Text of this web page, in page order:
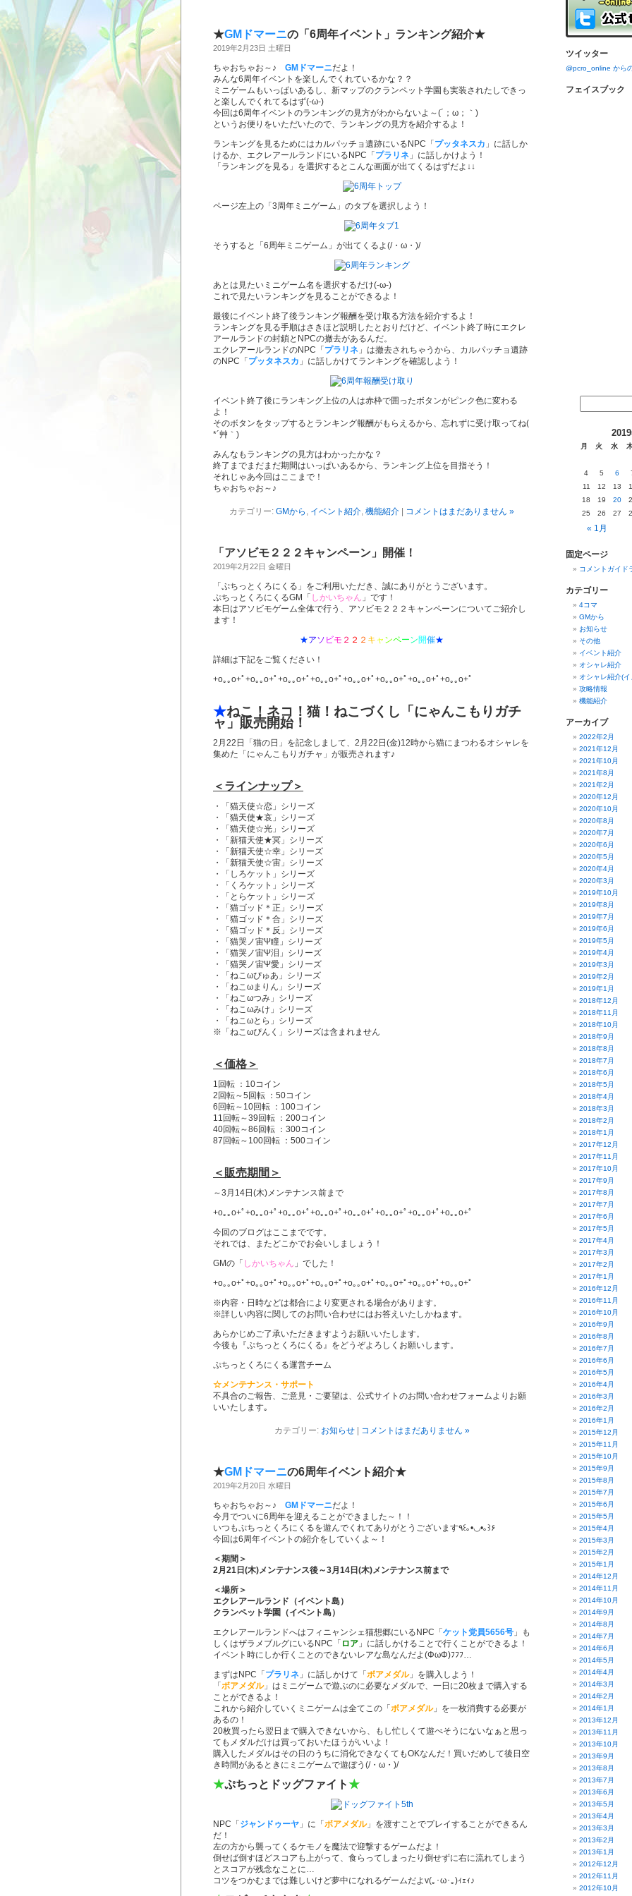
★GMドマーニの「6周年イベント」ランキング紹介★
2019年2月23日 土曜日
ちゃおちゃお～♪ GMドマーニだよ！
みんな6周年イベントを楽しんでくれているかな？？
ミニゲームもいっぱいあるし、新マップのクランペット学園も実装されたしできっ
と楽しんでくれてるはず(-ω-)
今回は6周年イベントのランキングの見方がわからないよ～(´；ω；｀)
というお便りをいただいたので、ランキングの見方を紹介するよ！
ランキングを見るためにはカルパッチョ遺跡にいるNPC「 プッタネスカ 」に話しか
けるか、エクレアールランドにいるNPC「 プラリネ 」に話しかけよう！
「ランキングを見る」を選択するとこんな画面が出てくるはずだよ↓↓
ページ左上の「3周年ミニゲーム」のタブを選択しよう！
そうすると「6周年ミニゲーム」が出てくるよ(/・ω・)/
あとは見たいミニゲーム名を選択するだけ(-ω-)
これで見たいランキングを見ることができるよ！
最後にイベント終了後ランキング報酬を受け取る方法を紹介するよ！
ランキングを見る手順はさきほど説明したとおりだけど、イベント終了時にエクレ
アールランドの封鎖とNPCの撤去があるんだ。
エクレアールランドのNPC「 プラリネ 」は撤去されちゃうから、カルパッチョ遺跡
のNPC「 プッタネスカ 」に話しかけてランキングを確認しよう！
イベント終了後にランキング上位の人は赤枠で囲ったボタンがピンク色に変わる
よ！
そのボタンをタップするとランキング報酬がもらえるから、忘れずに受け取ってね(
*´艸｀)
みんなもランキングの見方はわかったかな？
終了までまだまだ期間はいっぱいあるから、ランキング上位を目指そう！
それじゃあ今回はここまで！
ちゃおちゃお～♪
カテゴリー: GMから , イベント紹介, 機能紹介 コメントはまだありません »
「アソビモ２２２キャンペーン」開催！
2019年2月22日 金曜日
「ぷちっとくろにくる」をご利用いただき、誠にありがとうございます。
ぷちっとくろにくるGM「 しかいちゃん 」です！
本日はアソビモゲーム全体で行う、アソビモ２２２キャンペーンについてご紹介し
ます！
★アソ ビモ ２ ２ ２ キ ャ ンペーン開催★
詳細は下記をご覧ください！
+o｡｡o+ﾟ+o｡｡o+ﾟ+o｡｡o+ﾟ+o｡｡o+ﾟ+o｡｡o+ﾟ+o｡｡o+ﾟ+o｡｡o+ﾟ+o｡｡o+ﾟ
★ねこ！ネコ！猫！ねこづくし「にゃんこもりガチ
ャ」販売開始！
2月22日「猫の日」を記念しまして、2月22日(金)12時から猫にまつわるオシャレを
集めた「にゃんこもりガチャ」が販売されます♪
＜ラインナップ＞
・「猫天使☆恋」シリーズ
・「猫天使★哀」シリーズ
・「猫天使☆光」シリーズ
・「新猫天使★冥」シリーズ
・「新猫天使☆幸」シリーズ
・「新猫天使☆宙」シリーズ
・「しろケット」シリーズ
・「くろケット」シリーズ
・「とらケット」シリーズ
・「猫ゴッド＊正」シリーズ
・「猫ゴッド＊合」シリーズ
・「猫ゴッド＊反」シリーズ
・「猫哭ノ宙Ψ瞳」シリーズ
・「猫哭ノ宙Ψ泪」シリーズ
・「猫哭ノ宙Ψ愛」シリーズ
・「ねこωぴゅあ」シリーズ
・「ねこωまりん」シリーズ
・「ねこωつみ」シリーズ
・「ねこωみけ」シリーズ
・「ねこωとら」シリーズ
※「ねこωぴんく」シリーズは含まれません
＜価格＞
1回転 ：10コイン
2回転～5回転 ：50コイン
6回転～10回転 ：100コイン
11回転～39回転 ：200コイン
40回転～86回転 ：300コイン
87回転～100回転 ：500コイン
＜販売期間＞
～3月14日(木)メンテナンス前まで
+o｡｡o+ﾟ+o｡｡o+ﾟ+o｡｡o+ﾟ+o｡｡o+ﾟ+o｡｡o+ﾟ+o｡｡o+ﾟ+o｡｡o+ﾟ+o｡｡o+ﾟ
今回のブログはここまでです。
それでは、またどこかでお会いしましょう！
GMの「 しかいちゃん 」でした！
+o｡｡o+ﾟ+o｡｡o+ﾟ+o｡｡o+ﾟ+o｡｡o+ﾟ+o｡｡o+ﾟ+o｡｡o+ﾟ+o｡｡o+ﾟ+o｡｡o+ﾟ
※内容・日時などは都合により変更される場合があります。
※詳しい内容に関してのお問い合わせにはお答えいたしかねます。
あらかじめご了承いただきますようお願いいたします。
今後も『ぷちっとくろにくる』をどうぞよろしくお願いします。
ぷちっとくろにくる運営チーム
☆メンテナンス・サポート
不具合のご報告、ご意見・ご要望は、公式サイトのお問い合わせフォームよりお願
いいたします｡
カテゴリー: お知らせ| コメントはまだありません »
★GMドマーニの6周年イベント紹介★
2019年2月20日 水曜日
ちゃおちゃお～♪ GMドマーニだよ！
今月でついに6周年を迎えることができました～！！
いつもぷちっとくろにくるを遊んでくれてありがとうございます٩꒰｡•◡•｡꒱۶
今回は6周年イベントの紹介をしていくよ～！
＜期間＞
2月21日(木)メンテナンス後～3月14日(木)メンテナンス前まで
＜場所＞
エクレアールランド（イベント島）
クランペット学園（イベント島）
エクレアールランドへはフィニャンシェ猫想郷にいるNPC「 ケット党員5656号 」も
しくはザラメブルグにいるNPC「 ロア 」に話しかけることで行くことができるよ！
イベント時にしか行くことのできないレアな島なんだよ(ΦωΦ)ﾌﾌﾌ…
まずはNPC「 プラリネ 」に話しかけて「 ボアメダル」を購入しよう！
「 ボアメダル」はミニゲームで遊ぶのに必要なメダルで、一日に20枚まで購入する
ことができるよ！
これから紹介していくミニゲームは全てこの「 ボアメダル」を一枚消費する必要が
あるの！
20枚買ったら翌日まで購入できないから、もし忙しくて遊べそうにないなぁと思っ
てもメダルだけは買っておいたほうがいいよ！
購入したメダルはその日のうちに消化できなくてもOKなんだ！買いだめして後日空
き時間があるときにミニゲームで遊ぼう(/・ω・)/
★ぷちっとドッグファイト★
NPC「 ジャンドゥーヤ 」に「 ボアメダル」を渡すことでプレイすることができるん
だ！
左の方から襲ってくるケモノを魔法で迎撃するゲームだよ！
倒せば倒すほどスコアも上がって、食らってしまったり倒せずに右に流れてしまう
とスコアが残念なことに…
コツをつかむまでは難しいけど夢中になれるゲームだよv(｡･ω･｡)ｨｪｨ♪
ツイッター
@pcro_online から
フェイスブック
月 火 水
« 1月
4
5 6
11
12 13
18
19 20
25
26 27
固定ページ
コメントガイド
カテゴリー
4コマ
GMから
お知らせ
その他
イベント紹介
オシャレ紹介
オシャレ紹介(
攻略情報
機能紹介
アーカイブ
2022年2月
2021年12月
2021年10月
2021年8月
2021年2月
2020年12月
2020年10月
2020年8月
2020年7月
2020年6月
2020年5月
2020年4月
2020年3月
2019年10月
2019年8月
2019年7月
2019年6月
2019年5月
2019年4月
2019年3月
2019年2月
2019年1月
2018年12月
2018年11月
2018年10月
2018年9月
2018年8月
2018年7月
2018年6月
2018年5月
2018年4月
2018年3月
2018年2月
2018年1月
2017年12月
2017年11月
2017年10月
2017年9月
2017年8月
2017年7月
2017年6月
2017年5月
2017年4月
2017年3月
2017年2月
2017年1月
2016年12月
2016年11月
2016年10月
2016年9月
2016年8月
2016年7月
2016年6月
2016年5月
2016年4月
2016年3月
2016年2月
2016年1月
2015年12月
2015年11月
2015年10月
2015年9月
2015年8月
2015年7月
2015年6月
2015年5月
2015年4月
2015年3月
2015年2月
2015年1月
2014年12月
2014年11月
2014年10月
2014年9月
2014年8月
2014年7月
2014年6月
2014年5月
2014年4月
2014年3月
2014年2月
2014年1月
2013年12月
2013年11月
2013年10月
2013年9月
2013年8月
2013年7月
2013年6月
2013年5月
2013年4月
2013年3月
2013年2月
2013年1月
2012年12月
2012年11月
2012年10月